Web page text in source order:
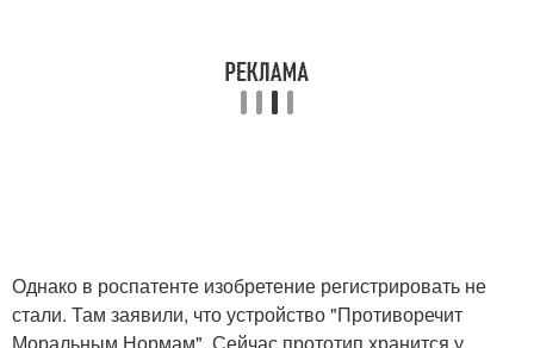
Однако в роспатенте изобретение регистрировать не
стали. Там заявили, что устройство "Противоречит